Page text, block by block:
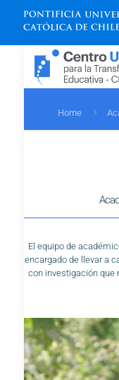
Home
El equipo de
encargado de llevar a
con investigación que